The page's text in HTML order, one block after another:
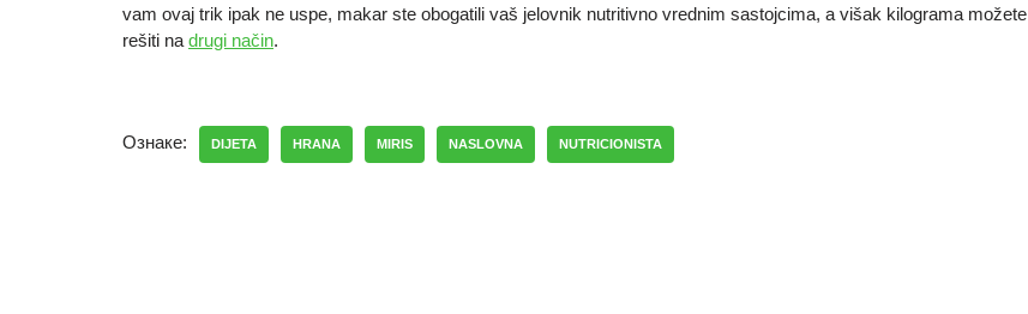
vam ovaj trik ipak ne uspe, makar ste obogatili vaš jelovnik nutritivno vrednim sastojcima, a višak kilograma možete
rešiti na drugi način.
Ознаке: DIJETA HRANA MIRIS NASLOVNA NUTRICIONISTA